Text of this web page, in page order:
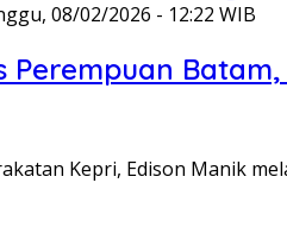
08/02/2026 - 12:22 WIB
Kepri, Edison Manik